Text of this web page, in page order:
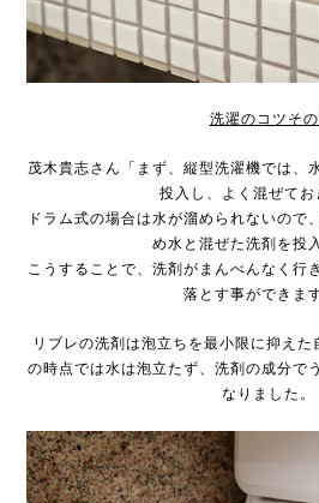
洗濯のコツそ
茂木貴志さん「まず、縦型洗濯機では、
投入し、よく混ぜてお
ドラム式の場合は水が溜められないので
め水と混ぜた洗剤を投
こうすることで、洗剤がまんべんなく行
落とす事ができま
リブレの洗剤は泡立ちを最小限に抑えた
の時点では水は泡立たず、洗剤の成分で
なりました。